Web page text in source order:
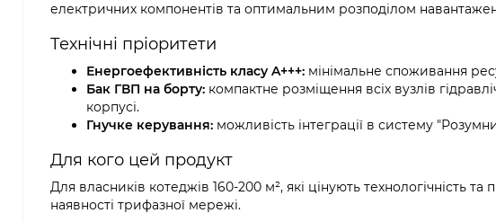
електричних компонентів та оптимальним розподілом
Технічні пріоритети
Енергоефективність класу A+++: мінімальне споживання
Бак ГВП на борту: компактне розміщення всіх вузлів
корпусі.
Гнучке керування: можливість інтеграції в систему
Для кого цей продукт
Для власників котеджів 160-200 м², які цінують технологічність
наявності трифазної мережі.